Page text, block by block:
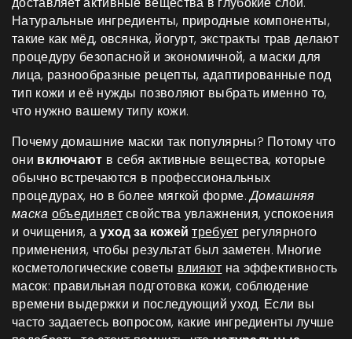
Натуральные ингредиенты, природные компоненты,
такие как мёд, овсянка, йогурт, экстракты трав делают
процедуру безопасной и экономичной, а маски для
лица, разнообразные рецепты, адаптированные под
тип кожи и её нужды позволяют выбрать именно то,
что нужно вашему типу кожи.
Почему домашние маски так популярны? Потому что
они включают в себя активные вещества, которые
обычно встречаются в профессиональных
процедурах, но в более мягкой форме.Домашняя
маска объединяетсвойства увлажнения, успокоения
и очищения, ауход за кожей требует регулярного
применения, чтобы результат был заметен. Многие
косметологические советы влияют на эффективность
масок: правильная подготовка кожи, соблюдение
времени выдержки и последующий уход. Если вы
часто задаетесь вопросом, какие ингредиенты лучше